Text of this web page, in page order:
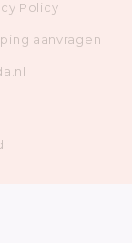
Policy
aanvragen